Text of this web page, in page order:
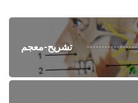
تشريح-معجم